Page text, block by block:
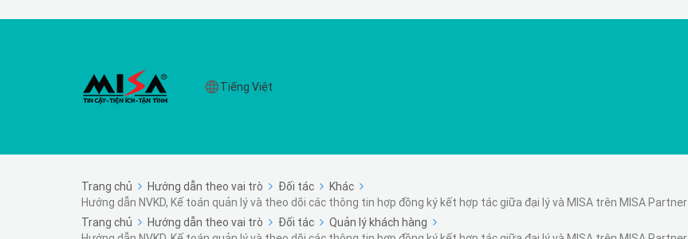
Tiếng Việt
Trang chủ Hướng dẫn theo vai trò Đối tác
Khác
Hướng dẫn NVKD, Kế toán quản lý và theo dõi các thông tin hợp đồng ký kết hợp tác giữa đại lý và MISA trên MISA Partner
Trang chủ
Hướng dẫn theo vai trò Đối tác
Quản lý khách hàng